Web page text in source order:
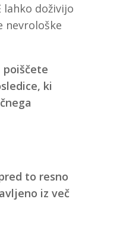
lahko doživijo
nevrološke
poiščete
ki
to resno
iz več